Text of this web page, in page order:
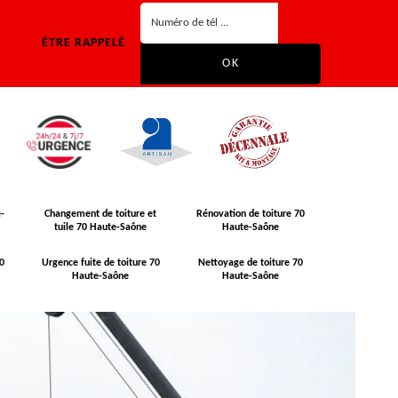
ÊTRE RAPPELÉ
Changement de toiture et
tuile 70 Haute-Saône
Rénovation de toiture 70
Haute-Saône
Urgence fuite de toiture 70
Haute-Saône
Nettoyage de toiture 70
Haute-Saône